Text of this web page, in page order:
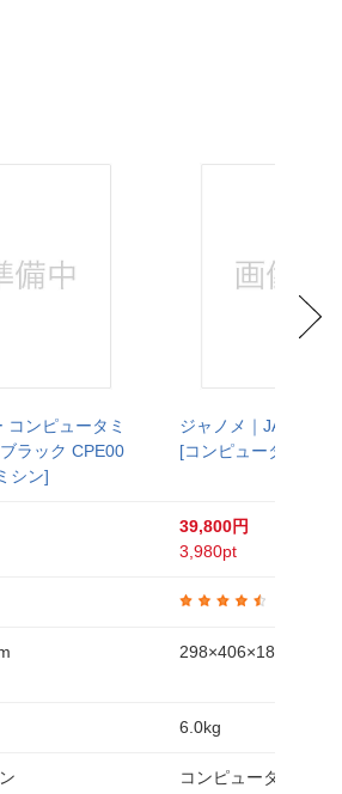
ンピュータミ
ラック CPE00
シン]
ジャノメ｜JANOME
[コンピュータミシン]
39,800円
3,980pt
298×406×184mm
6.0kg
コンピュータミシン